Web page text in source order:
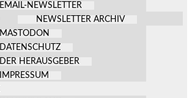
EMAIL-NEWSLETTER
NEWSLETTER ARCHIV
MASTODON
DATENSCHUTZ
DER HERAUSGEBER
IMPRESSUM